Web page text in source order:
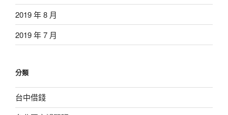
2019 年 8 月
2019 年 7 月
分類
台中借錢